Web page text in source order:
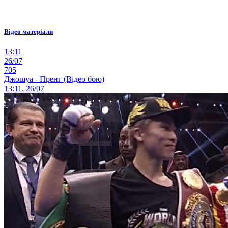
Відео матеріали
13:11
26/07
705
Джошуа - Пренг (Відео бою)
13:11, 26/07